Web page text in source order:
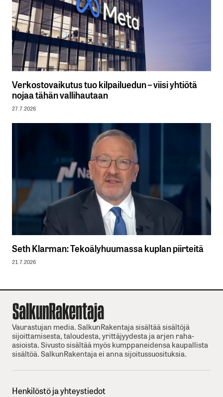
Verkostovaikutus tuo kilpailuedun – viisi yhtiötä
nojaa tähän vallihautaan
27.7.2026
Seth Klarman: Tekoälyhuumassa kuplan piirteitä
21.7.2026
Vaurastujan media. SalkunRakentaja sisältää sisältöjä
sijoittamisesta, taloudesta, yrittäjyydesta ja arjen raha-
asioista. Sivusto sisältää myös kumppaneidensa kaupallista
sisältöä. SalkunRakentaja ei anna sijoitussuosituksia.
Henkilöstö ja yhteystiedot